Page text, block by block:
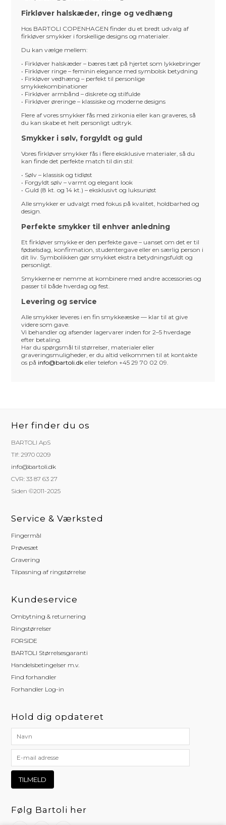
Firkløver halskæder, ringe og vedhæng
Hos BARTOLI COPENHAGEN finder du et bredt udvalg af
firkløver smykker i forskellige designs og materialer.
Du kan vælge mellem:
• Firkløver halskæder – bæres tæt på hjertet som lykkebringer
• Firkløver ringe – feminin elegance med symbolsk betydning
• Firkløver vedhæng – perfekt til personlige
smykkekombinationer
• Firkløver armbånd – diskrete og stilfulde
• Firkløver øreringe – klassiske og moderne designs
Flere af vores smykker fås med zirkonia eller kan graveres, så
du kan skabe et helt personligt udtryk.
Smykker i sølv, forgyldt og guld
Vores firkløver smykker fås i flere eksklusive materialer, så du
kan finde det perfekte match til din stil:
• Sølv – klassisk og tidløst
• Forgyldt sølv – varmt og elegant look
• Guld (8 kt. og 14 kt.) – eksklusivt og luksuriøst
Alle smykker er udvalgt med fokus på kvalitet, holdbarhed og
design.
Perfekte smykker til enhver anledning
Et firkløver smykke er den perfekte gave – uanset om det er til
fødselsdag, konfirmation, studentergave eller en særlig person i
dit liv. Symbolikken gør smykket ekstra betydningsfuldt og
personligt.
Smykkerne er nemme at kombinere med andre accessories og
passer til både hverdag og fest.
Levering og service
Alle smykker leveres i en fin smykkeæske — klar til at give
videre som gave.
Vi behandler og afsender lagervarer inden for 2–5 hverdage
efter betaling.
Har du spørgsmål til størrelser, materialer eller
graveringsmuligheder, er du altid velkommen til at kontakte
os på info@bartoli.dk eller telefon +45 29 70 02 09.
Her finder du os
BARTOLI ApS
Tlf: 2970 0209
info@bartoli.dk
CVR: 33 87 63 27
Siden ©2011-2025
Service & Værksted
Fingermål
Prøvesæt
Gravering
Tilpasning af ringstørrelse
Kundeservice
Ombytning & returnering
Ringstørrelser
FORSIDE
BARTOLI Størrelsesgaranti
Handelsbetingelser m.v.
Find forhandler
Forhandler Log-in
Hold dig opdateret
Følg Bartoli her